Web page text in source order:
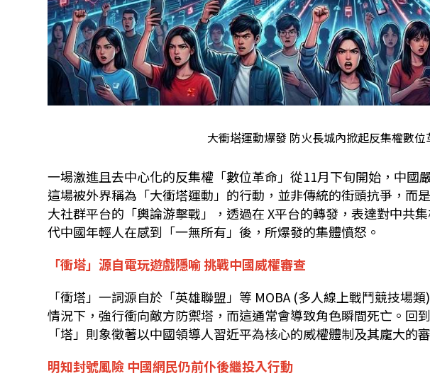
大衝塔運動爆發 防火長城內掀起反集權數位
一場激進且去中心化的反集權「數位革命」從11月下旬開始， 中國
這場被外界稱為 「大衝塔運動」的行動，並非傳統的街頭抗爭，而
大社群平台的「輿論游擊戰」，透過在X平台的轉發，表達對中共
代中國年輕人在感到「一無所有」後，所爆發的集體憤怒。
「衝塔」源自電玩遊戲隱喻挑戰中國威權審查
「衝塔」一詞源自於「英雄聯盟」等 MOBA (多人線上戰鬥競技場類)
情況下，強行衝向敵方防禦塔，而這通常會導致角色瞬間死亡。回
「塔」則象徵著以中國領導人習近平為核心的威權體制及其龐大的
明知封號風險中國網民仍前仆後繼投入行動